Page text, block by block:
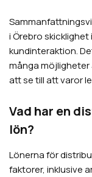
iÖrebroskicklighet
kundinteraktion.
många
att se till att varor
Vad har en
lön?
Lönerna för
faktorer, inklusive